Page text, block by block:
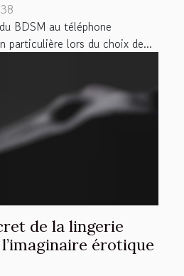
BDSM au téléphone
particulière lors du choix de...
de la lingerie
érotique